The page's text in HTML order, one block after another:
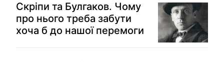
Скріпи та Булгаков. Чому
про нього треба забути
хоча б до нашої перемоги